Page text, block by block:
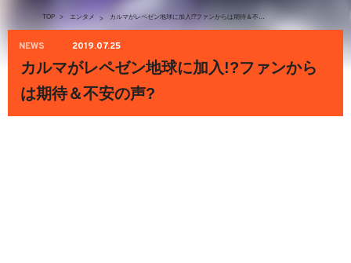
TOP > エンタメ > カルマがレペゼン地球に加入!?ファンからは期待＆不安の声?
NEWS 2019.07.25
カルマがレペゼン地球に加入!?ファンから
は期待＆不安の声?